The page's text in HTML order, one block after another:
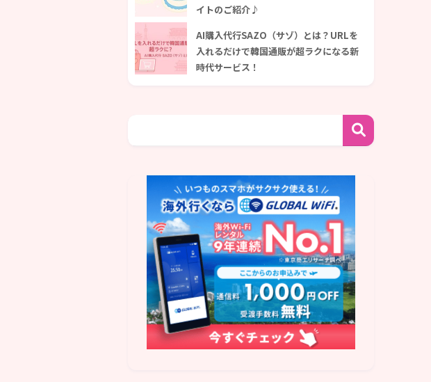
イトのご紹介♪
AI購入代行SAZO（サゾ）とは？URLを
入れるだけで韓国通販が超ラクになる新
時代サービス！